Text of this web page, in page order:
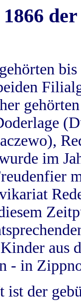
1866
im
aus
- in
ist der